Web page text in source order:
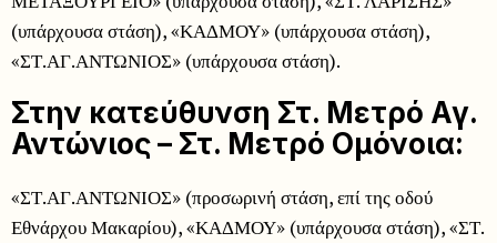
(υπάρχουσα στάση), «ΚΑΔΜΟΥ» (υπάρχουσα στάση),
«ΣΤ.ΑΓ.ΑΝΤΩΝΙΟΣ» (υπάρχουσα στάση).
Στην κατεύθυνση Στ. Μετρό Αγ.
Αντώνιος – Στ. Μετρό Ομόνοια:
«ΣΤ.ΑΓ.ΑΝΤΩΝΙΟΣ» (προσωρινή στάση, επί της οδού
Εθνάρχου Μακαρίου), «ΚΑΔΜΟΥ» (υπάρχουσα στάση), «ΣΤ.